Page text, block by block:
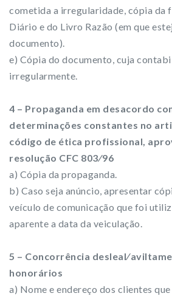
cometida a irregularidade, cópia da
Diário e do Livro Razão (em que
documento).
e) Cópia do documento, cuja
irregularmente.
4 – Propaganda em desacordo
determinações constantes no
código de ética profissional,
resolução CFC 803⁄96
a) Cópia da propaganda.
b) Caso seja anúncio, apresentar
veículo de comunicação que foi
aparente a data da veiculação.
5 – Concorrência
honorários
a) Nome e endereço dos clientes